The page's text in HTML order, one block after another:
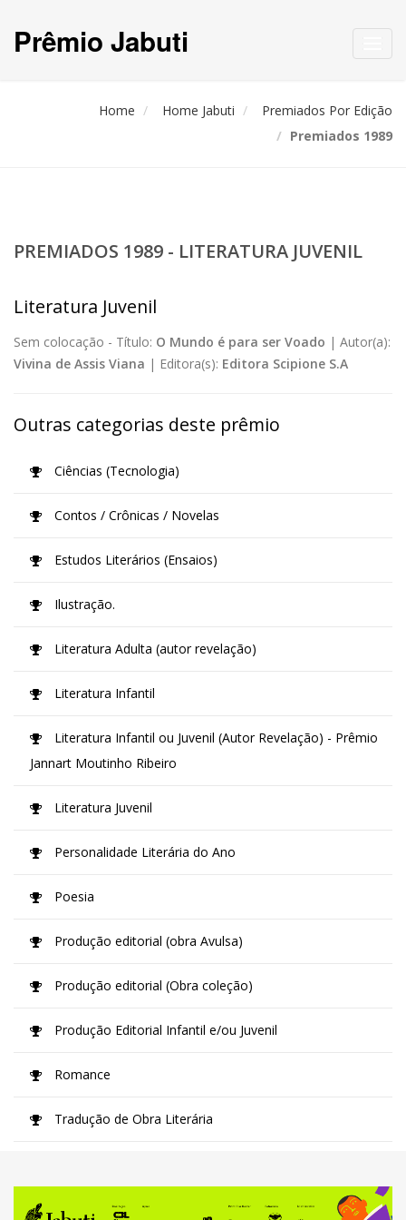
Prêmio Jabuti
Home Home Jabuti
Premiados Por Edição
Premiados 1989
PREMIADOS 1989 - LITERATURA JUVENIL
Literatura Juvenil
Sem colocação - Título: O Mundo é para ser Voado | Autor(a):
Vivina de Assis Viana | Editora(s): Editora Scipione S.A
Outras categorias deste prêmio
Ciências (Tecnologia)
Contos / Crônicas / Novelas
Estudos Literários (Ensaios)
Ilustração.
Literatura Adulta (autor revelação)
Literatura Infantil
Literatura Infantil ou Juvenil (Autor Revelação) - Prêmio
Jannart Moutinho Ribeiro
Literatura Juvenil
Personalidade Literária do Ano
Poesia
Produção editorial (obra Avulsa)
Produção editorial (Obra coleção)
Produção Editorial Infantil e/ou Juvenil
Romance
Tradução de Obra Literária